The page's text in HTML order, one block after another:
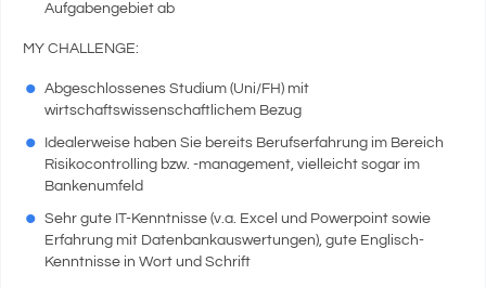
Aufgabengebiet ab
MY CHALLENGE:
Abgeschlossenes Studium (Uni/FH) mit
wirtschaftswissenschaftlichem Bezug
Idealerweise haben Sie bereits Berufserfahrung im Bereich
Risikocontrolling bzw. -management, vielleicht sogar im
Bankenumfeld
Sehr gute IT-Kenntnisse (v.a. Excel und Powerpoint sowie
Erfahrung mit Datenbankauswertungen), gute Englisch-
Kenntnisse in Wort und Schrift